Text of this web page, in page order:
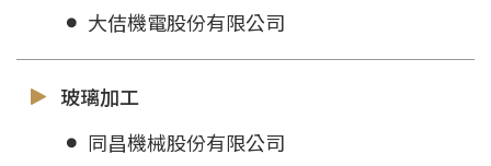
大佶機電股份有限公司
玻璃加工
同昌機械股份有限公司